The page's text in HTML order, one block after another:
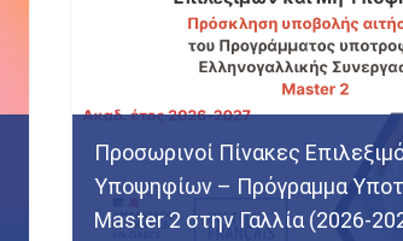
Προσωρινοί Πίνακες
Υποψηφίων – Πρόγραμμα
Master 2 στην Γαλλία (2026-